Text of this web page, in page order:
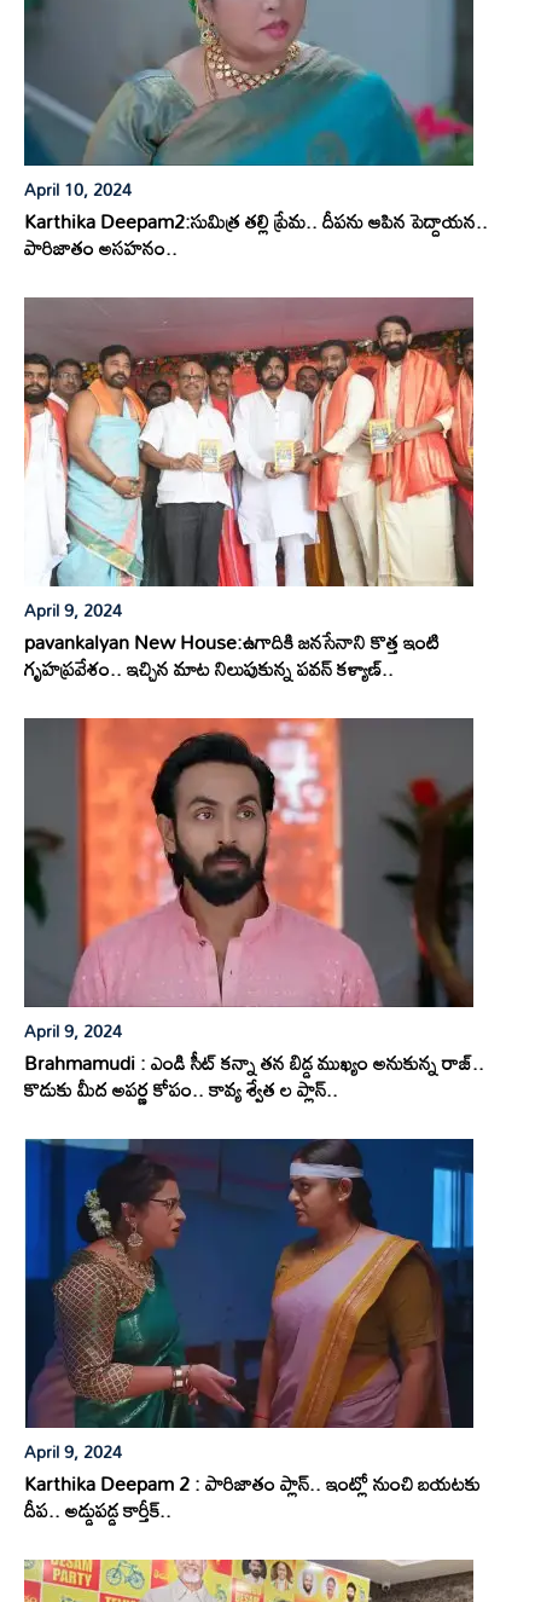
April 10, 2024
Karthika Deepam2:సుమిత్ర తల్లి ప్రేమ.. దీపను ఆపిన పెద్దాయన..
పారిజాతం అసహనం..
April 9, 2024
pavankalyan New House:ఉగాదికి జనసేనాని కొత్త ఇంటి
గృహప్రవేశం.. ఇచ్చిన మాట నిలుపుకున్న పవన్ కళ్యాణ్..
April 9, 2024
Brahmamudi : ఎండి సీట్ కన్నా తన బిడ్డ ముఖ్యం అనుకున్న రాజ్..
కొడుకు మీద అపర్ణ కోపం.. కావ్య శ్వేత ల ప్లాన్..
April 9, 2024
Karthika Deepam 2 : పారిజాతం ప్లాన్.. ఇంట్లో నుంచి బయటకు
దీప.. అడ్డుపడ్డ కార్తీక్..